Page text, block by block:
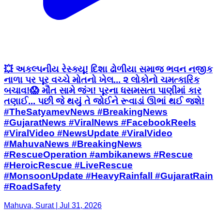
💥 અકલ્પનીય રેસ્ક્યૂ! દિશા ઢોળીયા સમાજ ભવન નજીક
નાળા પર પૂર વચ્ચે મોતનો ખેલ... ૨ લોકોનો ચમત્કારિક
બચાવ! ​😱 મૌત સામે જંગ! પૂરના ધસમસતા પાણીમાં કાર
તણાઈ... પછી જે થયું તે જોઈને રૂવાડાં ઊભાં થઈ જશે! ​
#TheSatyamevNews #BreakingNews
#GujaratNews #ViralNews #FacebookReels
#ViralVideo #NewsUpdate #ViralVideo
#MahuvaNews #BreakingNews
#RescueOperation #ambikanews ​#Rescue
#HeroicRescue #LiveRescue
#MonsoonUpdate #HeavyRainfall #GujaratRain
#RoadSafety
Mahuva, Surat | Jul 31, 2026